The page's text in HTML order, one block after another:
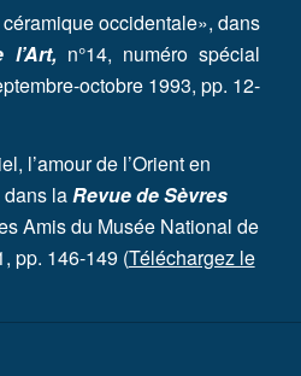
céramique occidentale», dans
l’Art,n°14, numéro spécial
octobre 1993, pp. 12-
l’amour de l’Orient en
dans laRevue de Sèvres
Amis du Musée National de
pp. 146-149 (Téléchargez le